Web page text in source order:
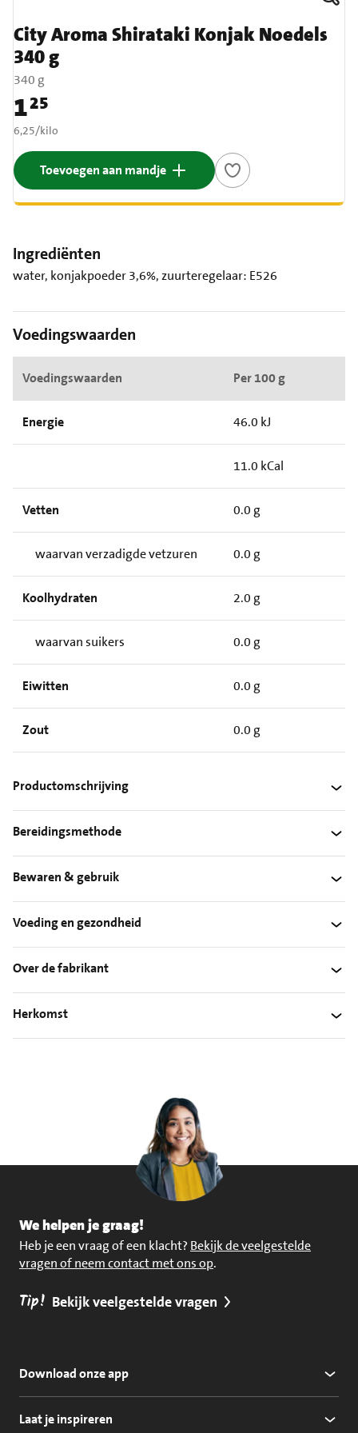
City Aroma Shirataki Konjak Noedels
340 g
340 g
Prijs: € 1,25
125
€ 6,25 per kilo
6,25/kilo
Toevoegen aan mandje
Ingrediënten
water, konjakpoeder 3,6%, zuurteregelaar: E526
Voedingswaarden
Voedingswaarden Per 100 g
Energie 46.0 kJ
11.0 kCal
Vetten 0.0 g
waarvan verzadigde vetzuren 0.0 g
Koolhydraten 2.0 g
waarvan suikers 0.0 g
Eiwitten 0.0 g
Zout 0.0 g
Productomschrijving
Bereidingsmethode
Bewaren & gebruik
Voeding en gezondheid
Over de fabrikant
Herkomst
We helpen je graag!
Heb je een vraag of een klacht? Bekijk de veelgestelde
vragen of neem contact met ons op.
Tip! Bekijk veelgestelde vragen
Download onze app
Laat je inspireren